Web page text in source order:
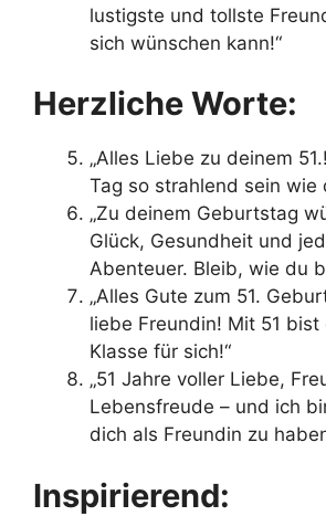
lustigste und tollste
sich wünschen kann!“
Herzliche Worte:
„Alles Liebe zu deinem
Tag so strahlend sein wie
„Zu deinem Geburtstag
Glück, Gesundheit und
Abenteuer. Bleib, wie du
„Alles Gute zum 51.
liebe Freundin! Mit 51
Klasse für sich!“
„51 Jahre voller Liebe,
Lebensfreude – und ich
dich als Freundin zu
Inspirierend: